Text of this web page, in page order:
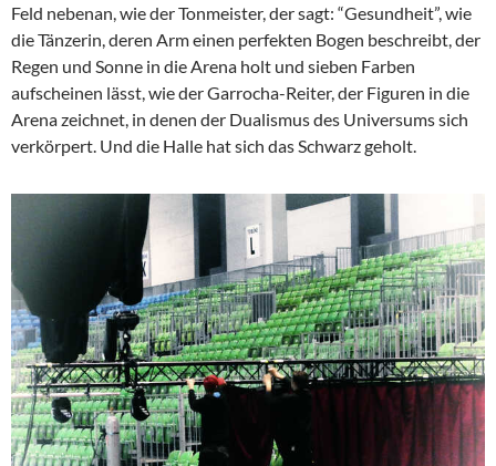
Feld nebenan, wie der Tonmeister, der sagt: “Gesundheit”, wie
die Tänzerin, deren Arm einen perfekten Bogen beschreibt, der
Regen und Sonne in die Arena holt und sieben Farben
aufscheinen lässt, wie der Garrocha-Reiter, der Figuren in die
Arena zeichnet, in denen der Dualismus des Universums sich
verkörpert. Und die Halle hat sich das Schwarz geholt.